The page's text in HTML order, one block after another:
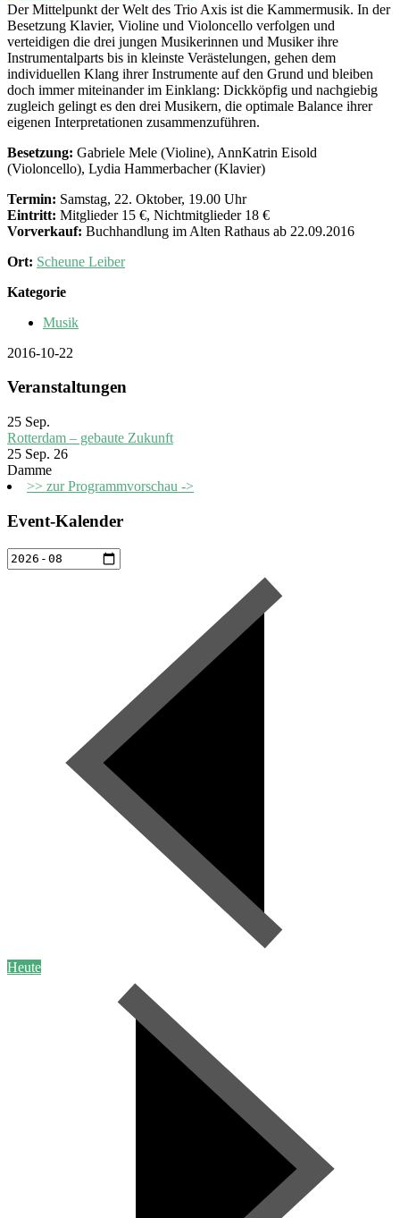
Der Mittelpunkt der Welt des Trio Axis ist die Kammermusik. In der
Besetzung Klavier, Violine und Violoncello verfolgen und
verteidigen die drei jungen Musikerinnen und Musiker ihre
Instrumentalparts bis in kleinste Verästelungen, gehen dem
individuellen Klang ihrer Instrumente auf den Grund und bleiben
doch immer miteinander im Einklang: Dickköpfig und nachgiebig
zugleich gelingt es den drei Musikern, die optimale Balance ihrer
eigenen Interpretationen zusammenzuführen.
Besetzung: Gabriele Mele (Violine), AnnKatrin Eisold
(Violoncello), Lydia Hammerbacher (Klavier)
Termin: Samstag, 22. Oktober, 19.00 Uhr
Eintritt: Mitglieder 15 €, Nichtmitglieder 18 €
Vorverkauf: Buchhandlung im Alten Rathaus ab 22.09.2016
Ort: Scheune Leiber
Kategorie
Musik
2016-10-22
Veranstaltungen
25 Sep.
Rotterdam – gebaute Zukunft
25 Sep. 26
Damme
>> zur Programmvorschau ->
Event-Kalender
Heute